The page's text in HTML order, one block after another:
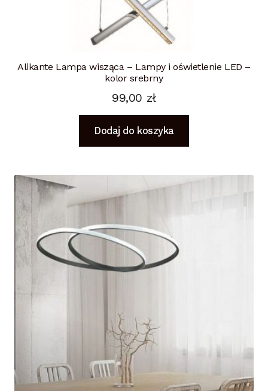
Alikante Lampa wisząca – Lampy i oświetlenie LED –
kolor srebrny
99,00 zł
Dodaj do koszyka